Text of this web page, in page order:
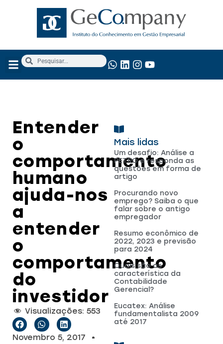
Entender
o
comportamento
humano
ajuda-nos
a
entender
o
comportamento
do
investidor
Visualizações: 553
Novembro 5, 2017
Mais lidas
Um desafio: Análise a
PETRO e responda as
questões em forma de
artigo
Procurando novo
emprego? Saiba o que
falar sobre o antigo
empregador
Resumo econômico de
2022, 2023 e previsão
para 2024
Quais são as
característica da
Contabilidade
Gerencial?
Eucatex: Análise
fundamentalista 2009
até 2017